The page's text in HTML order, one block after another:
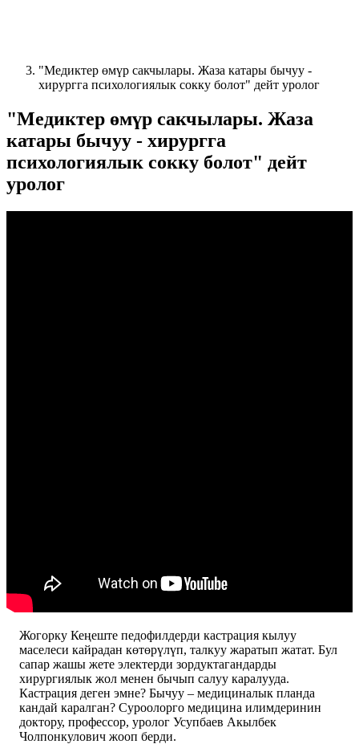
"Медиктер өмүр сакчылары. Жаза катары бычуу -
хирургга психологиялык сокку болот" дейт уролог
"Медиктер өмүр сакчылары. Жаза
катары бычуу - хирургга
психологиялык сокку болот" дейт
уролог
Жогорку Кеңеште педофилдерди кастрация кылуу
маселеси кайрадан көтөрүлүп, талкуу жаратып жатат. Бул
сапар жашы жете электерди зордуктагандарды
хирургиялык жол менен бычып салуу каралууда.
Кастрация деген эмне? Бычуу – медициналык планда
кандай каралган? Суроолорго медицина илимдеринин
доктору, профессор, уролог Усупбаев Акылбек
Чолпонкулович жооп берди.